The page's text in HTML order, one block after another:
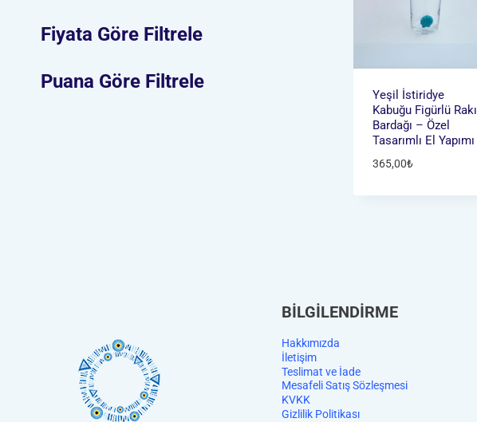
Yeşil İstiridye
Kabuğu Figürlü Rakı
Bardağı – Özel
Tasarımlı El Yapımı
365,00₺
Fiyata Göre Filtrele
Puana Göre Filtrele
BİLGİLENDİRME
Hakkımızda
İletişim
Teslimat ve İade
Mesafeli Satış Sözleşmesi
KVKK
Gizlilik Politikası